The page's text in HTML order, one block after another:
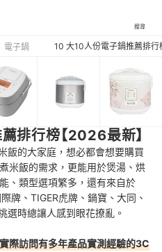
搜尋
電子鍋 10 大10人份電子鍋推薦排
排行榜【2026最新】
飯的大家庭，想必都會想要購買
米飯的需求，更能用於煲湯、烘
、類型選項繁多，還有來自於
牌、TIGER虎牌、鍋寶、大同、
選時總讓人感到眼花撩亂。
實際訪問有多年產品實測經驗的3C